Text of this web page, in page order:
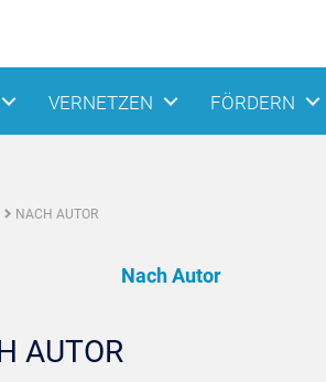
VERNETZEN FÖRDERN
NACH AUTOR
Nach Autor
AUTOR